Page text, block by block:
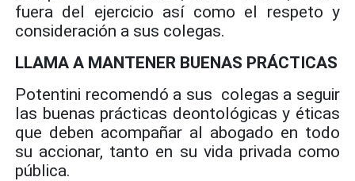
fuera del ejercicio así como el respeto y
consideración a sus colegas.
LLAMA A MANTENER BUENAS PRÁCTICAS
Potentini recomendó a sus colegas a seguir
las buenas prácticas deontológicas y éticas
que deben acompañar al abogado en todo
su accionar, tanto en su vida privada como
pública.